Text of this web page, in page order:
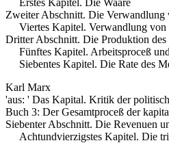
Zweiter Abschnitt. Die
Viertes Kapitel. Verwandlung von
Dritter Abschnitt. Die Produktion des
Fünftes Kapitel. Arbeitsproceß
Siebentes Kapitel. Die Rate des
Karl Marx
'aus: ' Das Kapital. Kritik der
Buch 3: Der Gesamtproceß der
Siebenter Abschnitt. Die Revenuen
Achtundvierzigstes Kapitel. Die